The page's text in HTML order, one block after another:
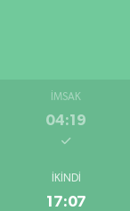
İMSAK
04:19
İKINDI
17:07